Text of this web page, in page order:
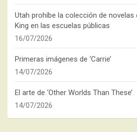
Utah prohíbe la colección de novelas
King en las escuelas públicas
16/07/2026
Primeras imágenes de ‘Carrie’
14/07/2026
El arte de ‘Other Worlds Than These’
14/07/2026